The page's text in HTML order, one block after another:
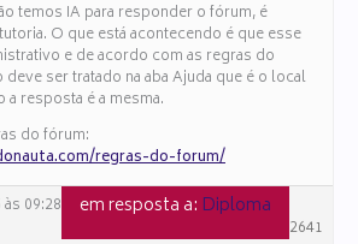
temos IA para responder o fórum, é
O que está acontecendo é que esse
e de acordo com as regras do
ser tratado na aba Ajuda que é o local
resposta é a mesma.
do fórum:
regras-do-forum/
09:28
em resposta a: Diploma
#152641